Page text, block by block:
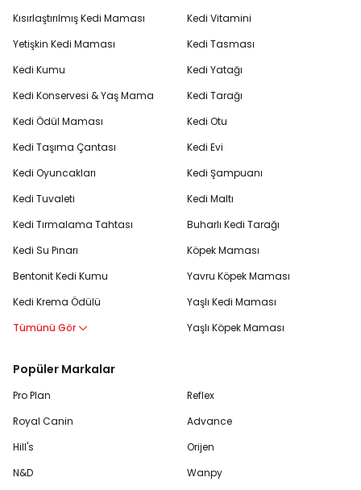
Kısırlaştırılmış Kedi Maması
Yetişkin Kedi Maması
Kedi Kumu
Kedi Konservesi & Yaş Mama
Kedi Ödül Maması
Kedi Taşıma Çantası
Kedi Oyuncakları
Kedi Tuvaleti
Kedi Tırmalama Tahtası
Kedi Su Pınarı
Bentonit Kedi Kumu
Kedi Krema Ödülü
Tümünü Gör
Kedi Vitamini
Kedi Tasması
Kedi Yatağı
Kedi Tarağı
Kedi Otu
Kedi Evi
Kedi Şampuanı
Kedi Maltı
Buharlı Kedi Tarağı
Köpek Maması
Yavru Köpek Maması
Yaşlı Kedi Maması
Yaşlı Köpek Maması
Popüler Markalar
Pro Plan
Royal Canin
Hill's
N&D
Reflex
Advance
Orijen
Wanpy